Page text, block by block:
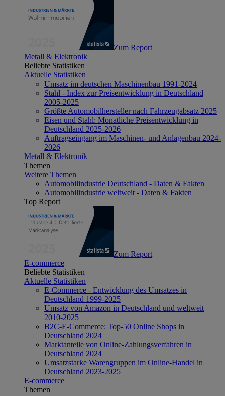
Zum Report
Metall & Elektronik
Beliebte Statistiken
Aktuelle Statistiken
Umsatz im deutschen Maschinenbau 1991-2024
Stahl - Index zur Preisentwicklung in Deutschland
2005-2025
Größte Automobilhersteller nach Fahrzeugabsatz 2025
Eisen und Stahl: Monatliche Preisentwicklung in
Deutschland 2025-2026
Auftragseingang im Maschinen- und Anlagenbau 2024-
2026
Metall & Elektronik
Themen
Weitere Themen
Automobilindustrie Deutschland - Daten & Fakten
Automobilindustrie weltweit - Daten & Fakten
Top Report
Zum Report
E-commerce
Beliebte Statistiken
Aktuelle Statistiken
E-Commerce - Entwicklung des Umsatzes in
Deutschland 1999-2025
Umsatz von Amazon in Deutschland und weltweit
2010-2025
B2C-E-Commerce: Top-50 Online Shops in
Deutschland 2024
Marktanteile von Online-Zahlungsverfahren in
Deutschland 2024
Umsatzstarke Warengruppen im Online-Handel in
Deutschland 2023-2025
E-commerce
Themen